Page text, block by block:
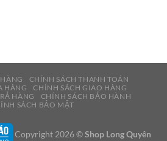
CHÍNH SÁCH THANH TOÁN
HÀNG
CHÍNH SÁCH GIAO HÀNG
HÀNG
CHÍNH SÁCH BẢO HÀNH
SÁCH BẢO MẬT
Copyright 2026 ©Shop Long Quyên